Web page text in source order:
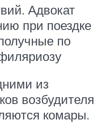
Адвокат
при поездке
по
из
возбудителя
комары.